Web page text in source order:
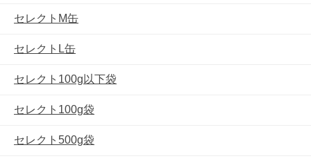
セレクトM缶
セレクトL缶
セレクト100g以下袋
セレクト100g袋
セレクト500g袋